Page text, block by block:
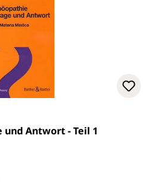
Antwort - Teil 1